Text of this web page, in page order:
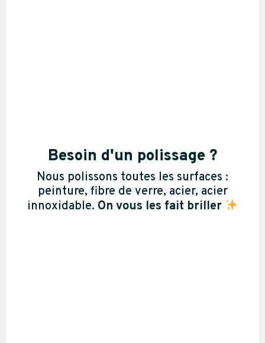
Besoin d'un polissage ?
Nous polissons toutes les surfaces :
peinture, fibre de verre, acier, acier
innoxidable. On vous les fait briller